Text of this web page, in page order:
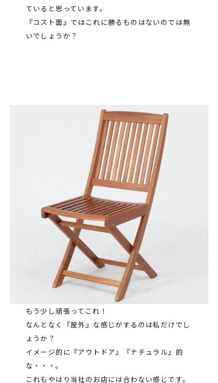
ていると思っています。
『コスト面』ではこれに勝るものはないのでは無
いでしょうか？
もう少し頑張ってこれ！
なんとなく『屋外』な感じがするのは私だけでし
ょうか？
イメージ的に『アウトドア』『ナチュラル』的
な・・・。
これもやはり当社のお店には合わない感じです。